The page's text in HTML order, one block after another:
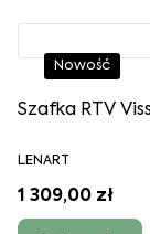
Nowość
Szafka RTV
LENART
1 309,00 zł